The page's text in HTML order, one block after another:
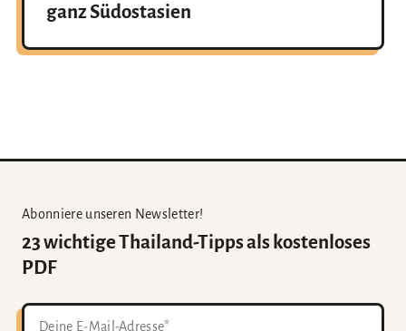
ganz Südostasien
Abonniere unseren Newsletter!
23 wichtige Thailand-Tipps als kostenloses
PDF